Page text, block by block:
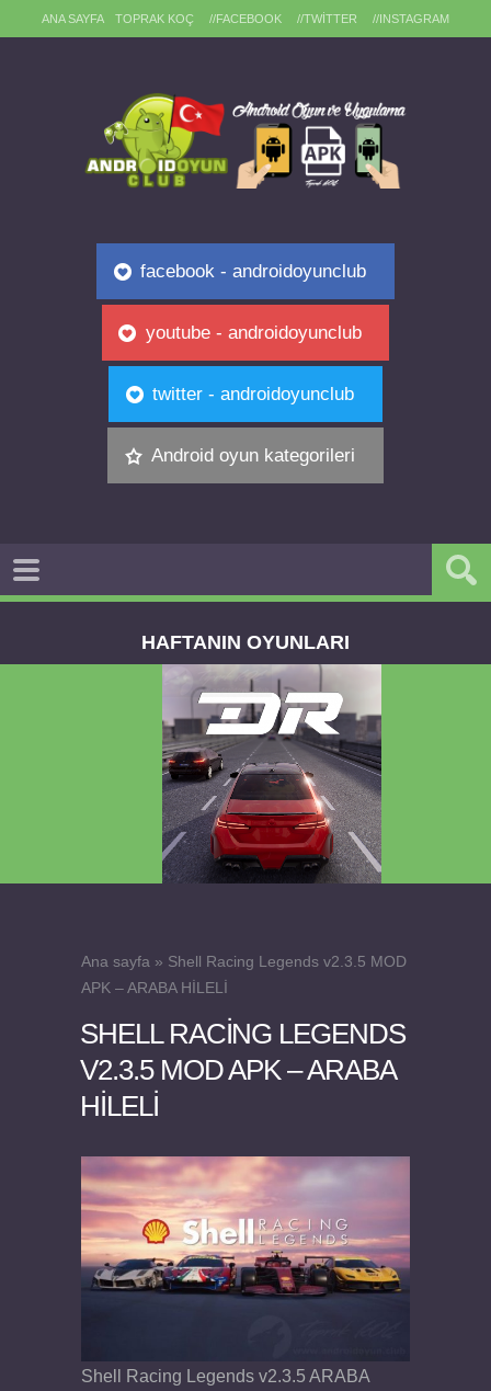
ANA SAYFA TOPRAK KOÇ //FACEBOOK //TWITTER //INSTAGRAM
facebook - androidoyunclub
youtube - androidoyunclub
twitter - androidoyunclub
Android oyun kategorileri
HAFTANIN OYUNLARI
Felix the Reaper v1.25 FULL APK
Ana sayfa » Shell Racing Legends v2.3.5 MOD
APK – ARABA HİLELİ
SHELL RACING LEGENDS
V2.3.5 MOD APK – ARABA
HİLELİ
Shell Racing Legends v2.3.5 ARABA